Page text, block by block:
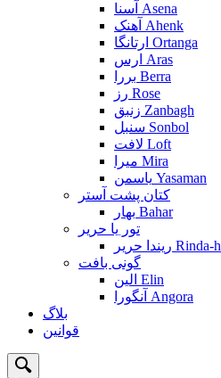
آسنا Asena
آهنک Ahenk
ارتانگا Ortanga
ارس Aras
بررا Berra
رز Rose
زنبق Zanbagh
سنبل Sonbol
لافت Loft
میرا Mira
یاسمن Yasaman
کتان پشت آستر
بهار Bahar
تور یا حریر
ریندا حریر Rinda-h
گونی بافت
الین Elin
آنگورا Angora
بلاگ
قوانین